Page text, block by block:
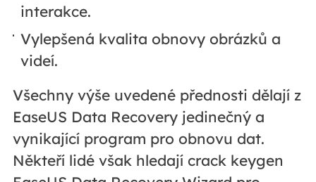
interakce.
Vylepšená kvalita obnovy obrázků a
videí.
Všechny výše uvedené přednosti dělají z
EaseUS Data Recovery jedinečný a
vynikající program pro obnovu dat.
Někteří lidé však hledají crack keygen